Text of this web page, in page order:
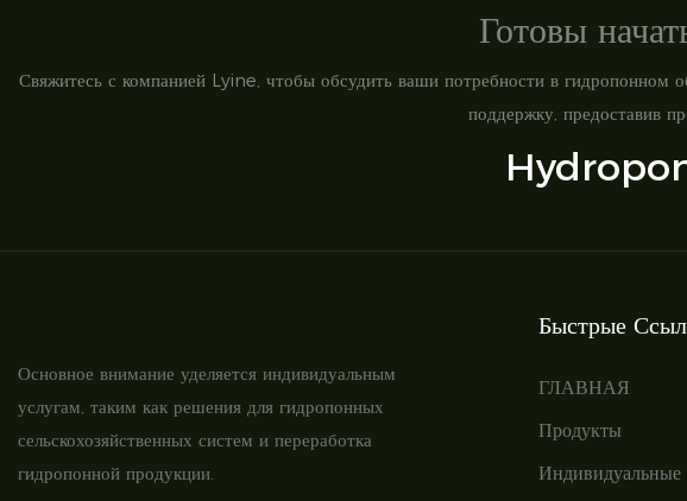
Готовы
Свяжитесь с компанией Lyine, чтобы обсудить ваши потребности в гидропонном
поддержку, предоставив
Основное внимание уделяется индивидуальным
услугам, таким как решения для гидропонных
сельскохозяйственных систем и переработка
гидропонной продукции.
Быстрые
ГЛАВНАЯ
Продукты
Индивидуальные